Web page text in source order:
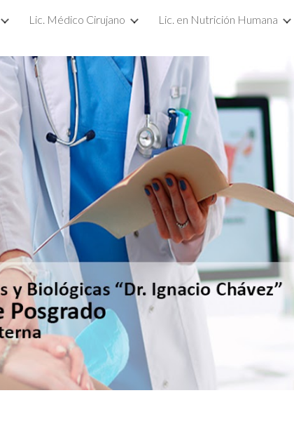
main content Skip to
Lic. Médico Cirujano Lic. en Nutrición Humana